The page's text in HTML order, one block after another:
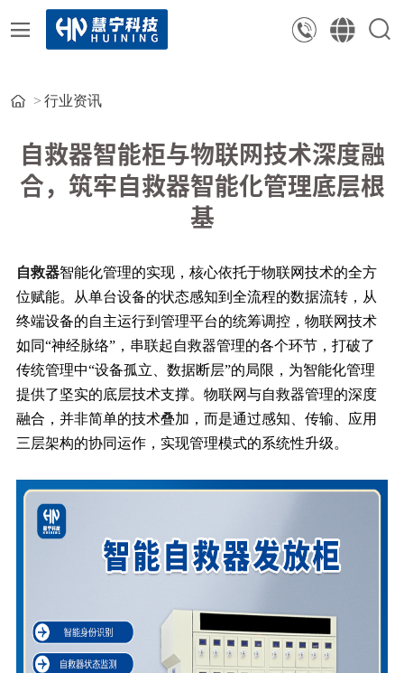
行业资讯
自救器智能柜与物联网技术深度融
合，筑牢自救器智能化管理底层根
基
自救器智能化管理的实现，核心依托于物联网技术的全方
位赋能。从单台设备的状态感知到全流程的数据流转，从
终端设备的自主运行到管理平台的统筹调控，物联网技术
如同“神经脉络”，串联起自救器管理的各个环节，打破了
传统管理中“设备孤立、数据断层”的局限，为智能化管理
提供了坚实的底层技术支撑。物联网与自救器管理的深度
融合，并非简单的技术叠加，而是通过感知、传输、应用
三层架构的协同运作，实现管理模式的系统性升级。